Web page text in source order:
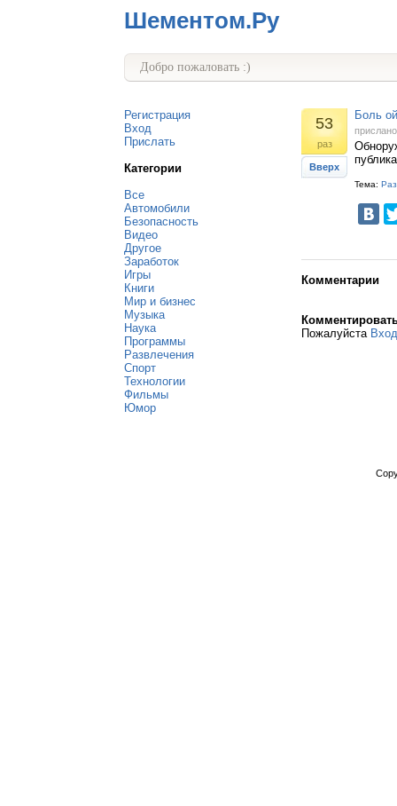
Шементом.Ру
Добро пожаловать :)
Регистрация
Вход
Прислать
Категории
Все
Автомобили
Безопасность
Видео
Другое
Заработок
Игры
Книги
Мир и бизнес
Музыка
Наука
Программы
Развлечения
Спорт
Технологии
Фильмы
Юмор
53
раз
Вверх
Боль
Тема:
Комментарии
Пожалуйста Вход